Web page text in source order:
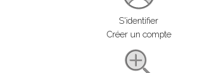
S'identifier
Créer un compte